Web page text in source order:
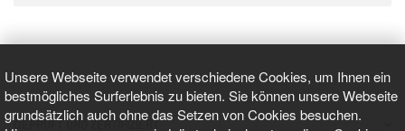
Unsere Webseite verwendet verschiedene Cookies, um Ihnen ein
bestmögliches Surferlebnis zu bieten. Sie können unsere Webseite
grundsätzlich auch ohne das Setzen von Cookies besuchen.
GEPRÜFT UND ZERTIFIZIERT